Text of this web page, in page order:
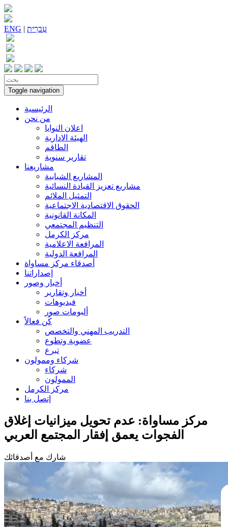
ENG | עִברִית
Toggle navigation
الرئيسية
من نحن
اعلان النوايا
الهيئة الادارية
الطاقم
تقارير سنوية
مشاريعنا
المشاريع الشبابية
مشاريع تعزيز القيادة النسائية
التمثيل الملائم
الحقوق الاقتصادية الاجتماعية
المكانة القانونية
التنظيم المجتمعي
مركز الكرمل
المرافعة الاعلامية
المرافعة الدولية
أصدقاء مركز مساواة
إصداراتنا
أخبار وصور
أخبار وتقارير
فيديوهات
ألبومات صور
كُن فعالاً
التدريب المهني والتخصص
عضوية وتطوع
تبرع
شركاء وممولون
شركاء
الممولون
مركز الكرمل
إتصل بنا
مركز مساواة: عدم تحويل ميزانيات إغلاق
الفجوات يعمق إفقار المجتمع العربي
شارك مع أصدقائك